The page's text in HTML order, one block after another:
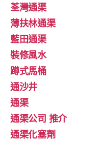
荃灣通渠
薄扶林通渠
藍田通渠
裝修風水
蹲式馬桶
通沙井
通渠
通渠公司 推介
通渠化塞劑